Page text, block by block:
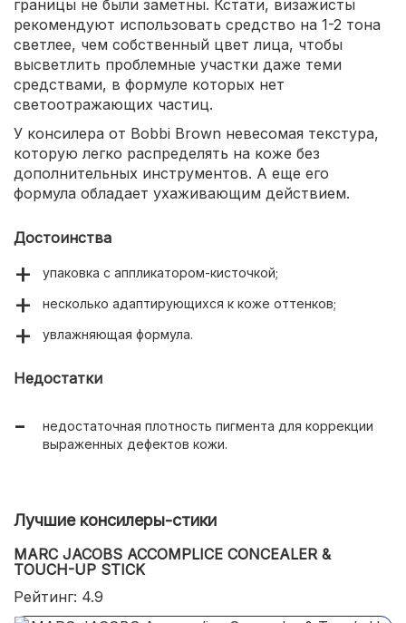
границы не были заметны. Кстати, визажисты
рекомендуют использовать средство на 1-2 тона
светлее, чем собственный цвет лица, чтобы
высветлить проблемные участки даже теми
средствами, в формуле которых нет
светоотражающих частиц.
У консилера от Bobbi Brown невесомая текстура,
которую легко распределять на коже без
дополнительных инструментов. А еще его
формула обладает ухаживающим действием.
Достоинства
упаковка с аппликатором-кисточкой;
несколько адаптирующихся к коже оттенков;
увлажняющая формула.
Недостатки
недостаточная плотность пигмента для коррекции
выраженных дефектов кожи.
Лучшие консилеры-стики
MARC JACOBS ACCOMPLICE CONCEALER &
TOUCH-UP STICK
Рейтинг: 4.9